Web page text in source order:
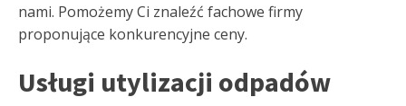
nami. Pomożemy Ci znaleźć fachowe firmy
proponujące konkurencyjne ceny.
Usługi utylizacji odpadów